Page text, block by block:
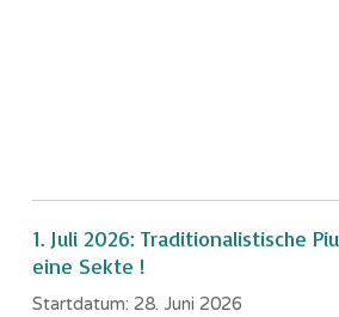
1. Juli 2026: Traditionalistische
eine Sekte !
Startdatum: 28. Juni 2026